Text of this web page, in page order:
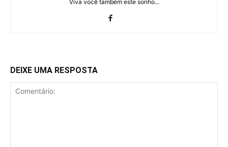
Viva você também este sonho...
DEIXE UMA RESPOSTA